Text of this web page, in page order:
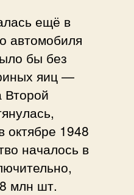
ещё в
автомобиля
бы без
яиц —
Второй
октябре 1948
началось в
млн шт.